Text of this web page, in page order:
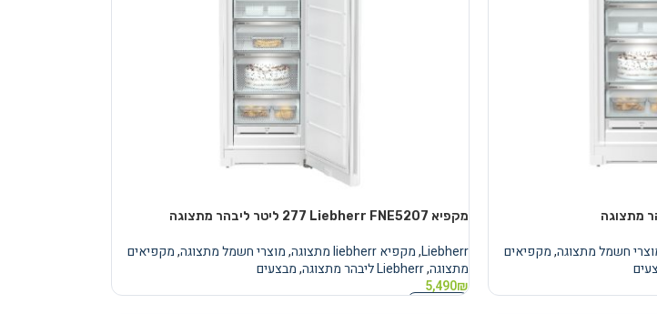
חשמל מתצוגה,מקפיאים
מקפיא Liebherr FNE5207 ‏277 ‏ליטר ליבהר מתצוגה
Liebherr
,מקפיא liebherr מתצוגה ,מוצרי חשמל מתצוגה,מקפיאים
מתצוגה,Liebherr ליבהר מתצוגה ,מבצעים
5,490₪
הוספה לסל